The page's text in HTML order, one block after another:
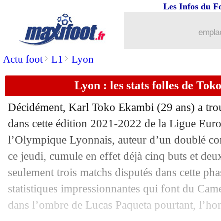
Actu foot> L1 > Lyon
Les Infos du
Lyon : les stats folles de
Décidément, Karl Toko Ekambi (29 ans) a
dans cette édition 2021-2022 de la Ligue
l’Olympique Lyonnais, auteur d’un doublé
ce jeudi, cumule en effet déjà cinq buts et
seulement trois matchs disputés dans cette
statistiques impressionnantes qui font du
dans l’ombre de Lucas Paqueta pourtant,
Man Utd : Crouch égratigne Solskjaer
22/10 Salzbourg: le Bayern accélère pour
22/10 Montpellier
22/10 Dortmund: Håland absent plusieurs
22/10 OM: Pau Lopez ne s'enflamme pas
22/10 Dortmund : Rose pense pouvoir
22/10 Chelsea : la durée d'absence de
22/10 Barça : Fati, le PSG avait préparé un